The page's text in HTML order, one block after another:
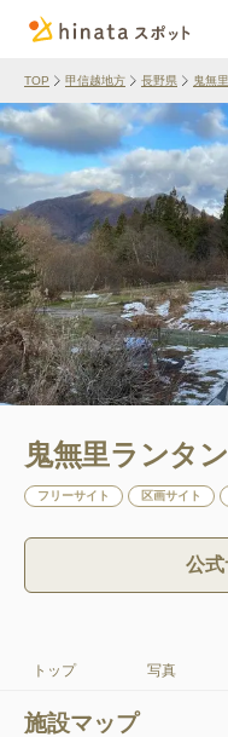
TOP 甲信越地方 長野県 鬼無
鬼無里ランタ
フリーサイト 区画サイト
公式
トップ 写真
施設マップ